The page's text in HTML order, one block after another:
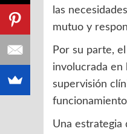
las
mutuo y
Por su parte,
involucrada
supervisión
Una estrategia